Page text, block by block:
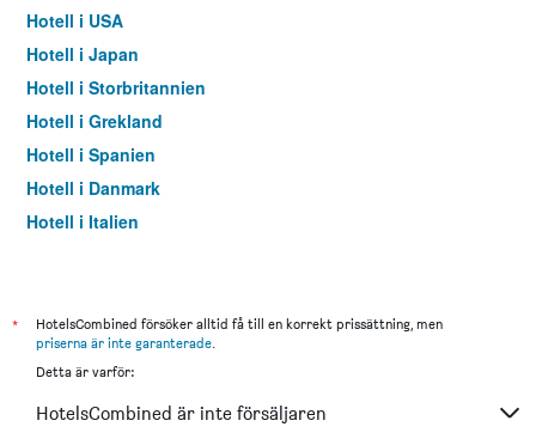
Hotell i USA
Hotell i Japan
Hotell i Storbritannien
Hotell i Grekland
Hotell i Spanien
Hotell i Danmark
Hotell i Italien
*
HotelsCombined försöker alltid få till en korrekt prissättning, men
priserna är inte garanterade.
Detta är varför:
HotelsCombined är inte försäljaren